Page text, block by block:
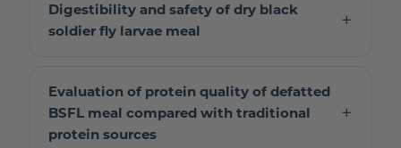
Digestibility and safety of dry black
soldier fly larvae meal
Evaluation of protein quality of defatted
BSFL meal compared with traditional
protein sources